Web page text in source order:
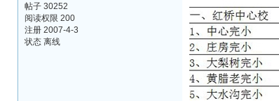
帖子 30252
阅读权限 200
注册 2007-4-3
状态 离线